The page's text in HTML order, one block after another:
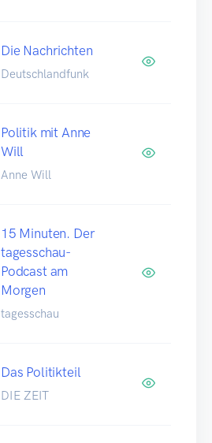
Die Nachrichten
Deutschlandfunk
Politik mit Anne
Will
Anne Will
15 Minuten. Der
tagesschau-
Podcast am
Morgen
tagesschau
Das Politikteil
DIE ZEIT